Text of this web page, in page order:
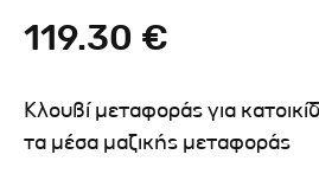
119.30 €
Κλουβί μεταφοράς για
τα μέσα μαζικής μεταφοράς